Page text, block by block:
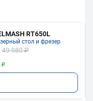
RT650L
стол и фрезер
49 980 ₽
₽